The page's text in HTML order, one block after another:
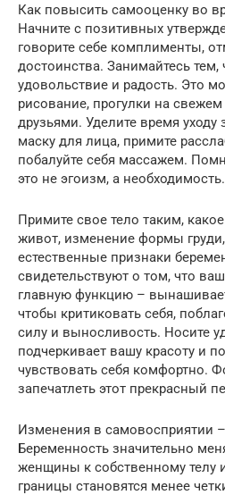
Как повысить самооценку во
Начните с позитивных
говорите себе комплименты,
достоинства. Занимайтесь
удовольствие и радость. Это
рисование, прогулки на
друзьями. Уделите время уходу
маску для лица, примите
побалуйте себя массажем.
это не эгоизм, а необходимость.
Примите свое тело таким,
живот, изменение формы
естественные признаки
свидетельствуют о том, что
главную функцию –
чтобы критиковать себя,
силу и выносливость. Носите
подчеркивает вашу красоту и
чувствовать себя комфортно.
запечатлеть этот прекрасный
Изменения в самовосприятии
Беременность значительно
женщины к собственному телу
границы становятся менее